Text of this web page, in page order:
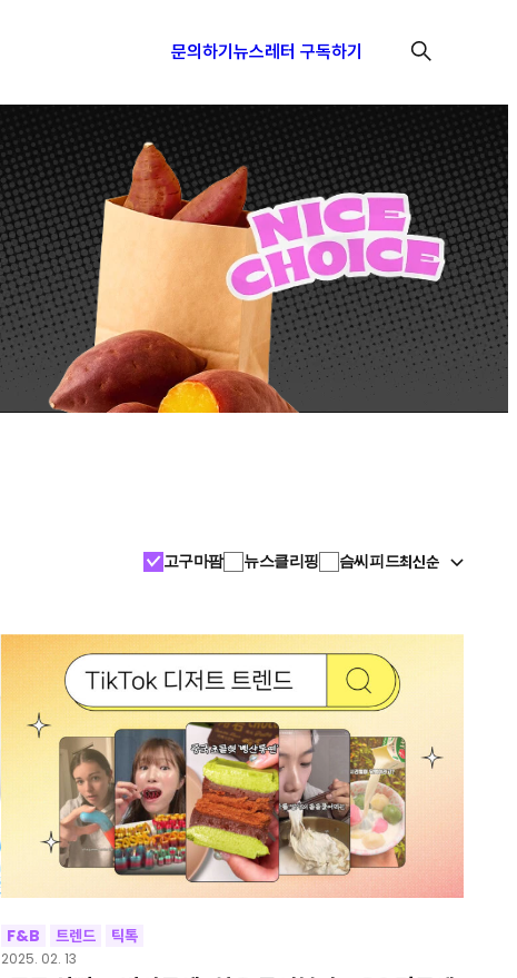
문의하기뉴스레터 구독하기
고구마팜 뉴스클리핑 슴씨피드최신순
F&B 트렌드 틱톡
2025. 02. 13